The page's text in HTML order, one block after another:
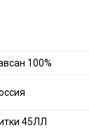
100%
45ЛЛ